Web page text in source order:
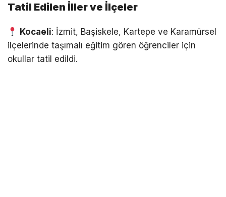
Tatil Edilen İller ve İlçeler
Kocaeli: İzmit, Başiskele, Kartepe ve Karamürsel
ilçelerinde taşımalı eğitim gören öğrenciler için
okullar tatil edildi.